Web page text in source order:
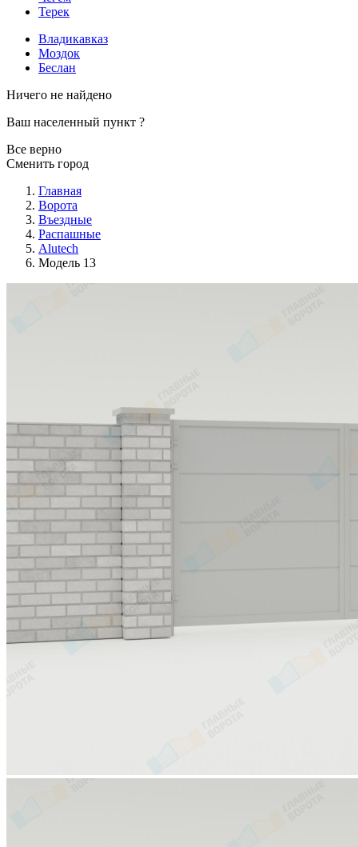
Терек
Владикавказ
Моздок
Беслан
Ничего не найдено
Ваш населенный пункт ?
Все верно
Сменить город
Главная
Ворота
Въездные
Распашные
Alutech
Модель 13